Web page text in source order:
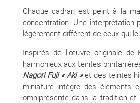
Chaque cadran est peint à la
concentration. Une interprétation
légèrement différent de ceux qui
Inspirés de l’œuvre originale de
harmonieux aux teintes
Nagori Fuji « Aki »et des teintes
miniature intègre des éléments
omniprésente dans la tradition et